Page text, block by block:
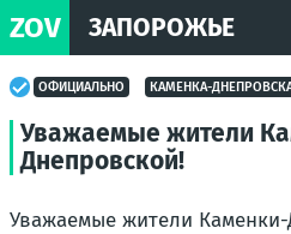
ZOV ЗАПОРОЖЬЕ
ОФИЦИАЛЬНО КАМЕНКА-
Уважаемые жители
Днепровской!
Уважаемые жители